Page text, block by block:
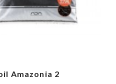
Amazonia 2